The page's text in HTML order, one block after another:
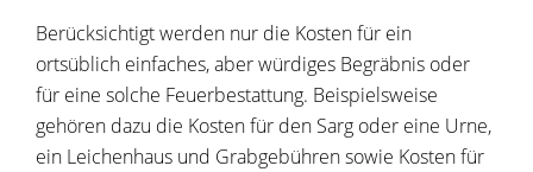
Berücksichtigt werden nur die Kosten für ein
ortsüblich einfaches, aber würdiges Begräbnis oder
für eine solche Feuerbestattung. Beispielsweise
gehören dazu die Kosten für den Sarg oder eine Urne,
ein Leichenhaus und Grabgebühren sowie Kosten für